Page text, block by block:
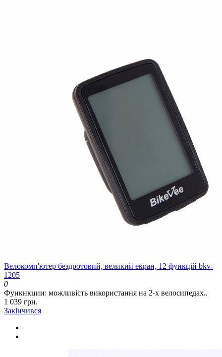
Велокомп'ютер бездротовий, великий екран, 12 функцій bkv-
1205
0
Функнкции: можливість використання на 2-х велосипедах..
1 039 грн.
Закінчився